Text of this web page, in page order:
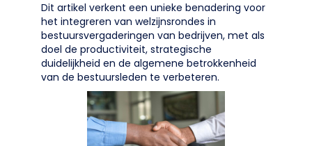
Dit artikel verkent een unieke benadering voor
het integreren van welzijnsrondes in
bestuursvergaderingen van bedrijven, met als
doel de productiviteit, strategische
duidelijkheid en de algemene betrokkenheid
van de bestuursleden te verbeteren.